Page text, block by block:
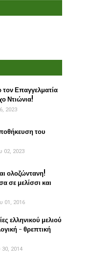
Επαγγελματία
Ντιώνια!
2023
του
02, 2023
ολοζώντανη!
σε μελίσσι και
01, 2016
ελληνικού μελιού
- θρεπτική
30, 2014